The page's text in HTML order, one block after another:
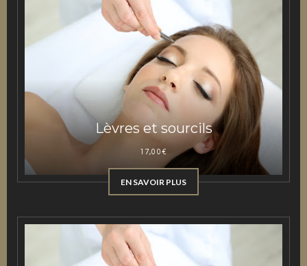
Lèvres et sourcils
17,00€
EN SAVOIR PLUS